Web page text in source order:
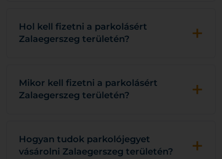
Hol kell fizetni a parkolásért
Zalaegerszeg területén?
+
Mikor kell fizetni a parkolásért
Zalaegerszeg területén?
+
Hogyan tudok parkolójegyet
vásárolni Zalaegerszeg területén?
+